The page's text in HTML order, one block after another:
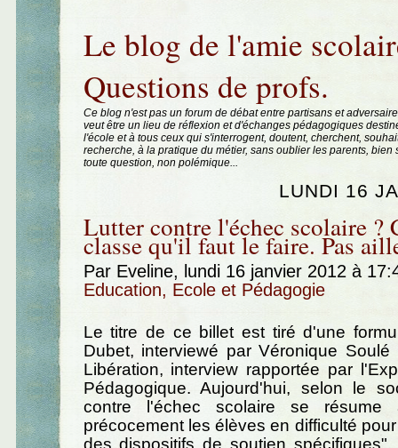
Le blog de l'amie
Questions de profs.
Ce blog n'est pas un forum de débat entre partisans et
veut être un lieu de réflexion et d'échanges pédagogiques
l'école et à tous ceux qui s'interrogent, doutent, cherchent,
recherche, à la pratique du métier, sans oublier les parents, bien
toute question, non polémique...
LUNDI 16
Lutter contre l'échec scolaire ?
classe qu'il faut le faire. Pas
Par Eveline, lundi 16 janvier 2012 à
Education, Ecole et Pédagogie
Le titre de ce billet est tiré d'une
Dubet, interviewé par Véronique
Libération, interview rapportée par
Pédagogique. Aujourd'hui, selon le
contre l'échec scolaire se résume
précocement les élèves en difficulté
des dispositifs de soutien spécifiques".